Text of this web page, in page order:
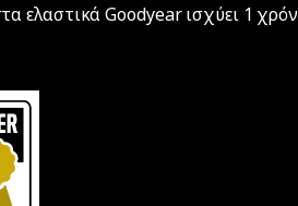
ελαστικά Goodyear ισχύει 1